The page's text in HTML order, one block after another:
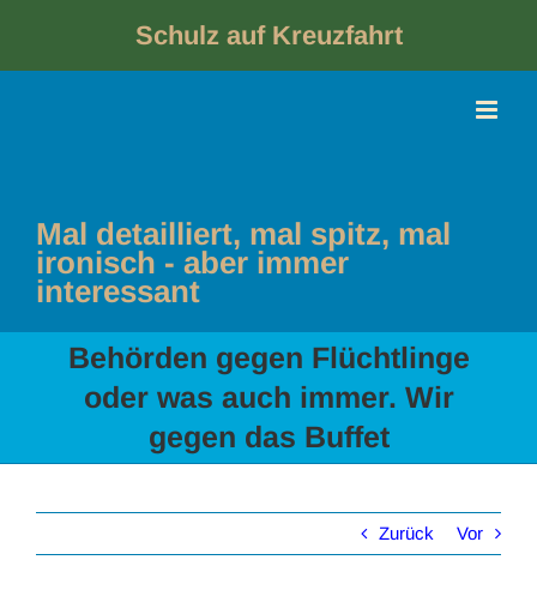
Schulz auf Kreuzfahrt
Mal detailliert, mal spitz, mal
ironisch - aber immer
interessant
Behörden gegen Flüchtlinge
oder was auch immer. Wir
gegen das Buffet
Zurück Vor